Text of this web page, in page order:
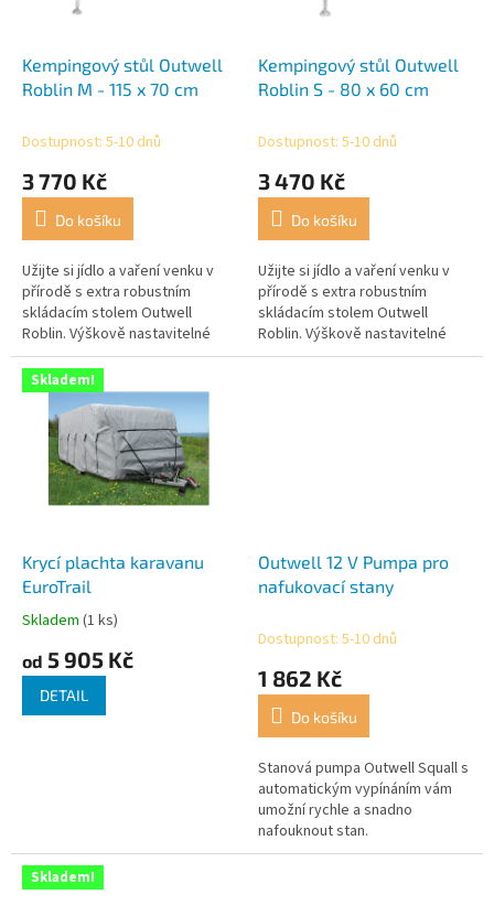
Kempingový stůl Outwell
Roblin M - 115 x 70 cm
Dostupnost: 5-10 dnů
3 770 Kč
Do košíku
Užijte si jídlo a vaření venku v
přírodě s extra robustním
skládacím stolem Outwell
Roblin. Výškově nastavitelné
nohy stolu lze individuálně
upravit a vyrovnat nerovnosti...
Kempingový stůl Outwell
Roblin S - 80 x 60 cm
Dostupnost: 5-10 dnů
3 470 Kč
Do košíku
Užijte si jídlo a vaření venku v
přírodě s extra robustním
skládacím stolem Outwell
Roblin. Výškově nastavitelné
nohy stolu lze individuálně
Skladem!
Krycí plachta karavanu
EuroTrail
Průměrné
produktu
Skladem (1 ks)
od 5 905 Kč
DETAIL
Outwell 12 V Pumpa pro
nafukovací stany
Dostupnost: 5-10 dnů
1 862 Kč
Do košíku
Stanová pumpa Outwell Squall s
automatickým vypínáním vám
umožní rychle a snadno
nafouknout stan.
Skladem!